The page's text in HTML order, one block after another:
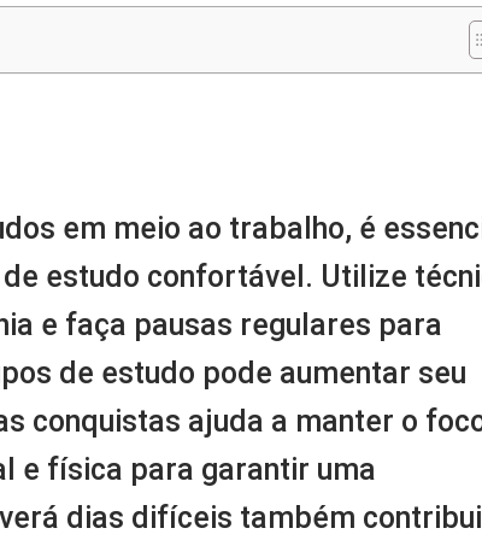
em meio ao trabalho, é
estudo confortável. Utilize
e faça pausas regulares para
de estudo pode aumentar seu
conquistas ajuda a manter o
e física para garantir uma
dias difíceis também contribui